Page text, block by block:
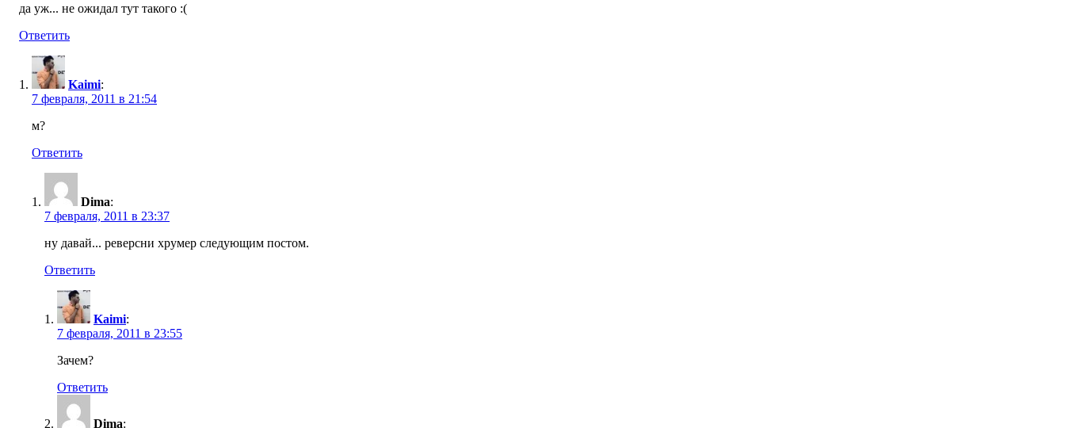
да уж... не ожидал тут такого :(
Ответить
Kaimi:
7 февраля, 2011 в 21:54
м?
Ответить
Dima:
7 февраля, 2011 в 23:37
ну давай... реверсни хрумер следующим постом.
Ответить
Kaimi:
7 февраля, 2011 в 23:55
Зачем?
Ответить
Dima: